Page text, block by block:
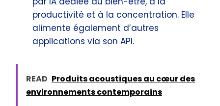
productivité et à la concentration. Elle
alimente également d’autres
applications via son API.
READ Produits acoustiques au cœur des
environnements contemporains